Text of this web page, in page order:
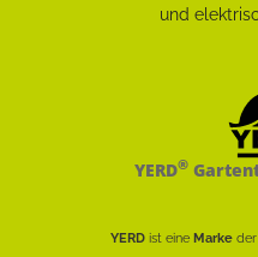
YERD®
YERD ist eine Marke